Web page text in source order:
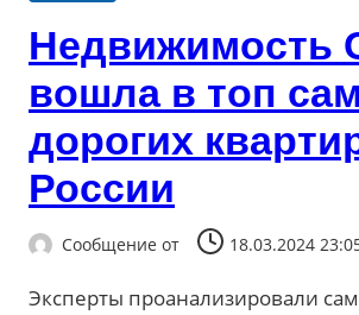
Недвижимость
вошла в топ
дорогих
России
Сообщение от 18.03.2024
Эксперты проанализировали